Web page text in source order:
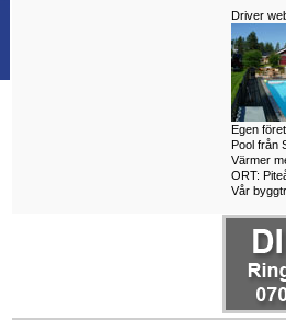
Driver
Egen
Pool från
Värmer
ORT:
Vår